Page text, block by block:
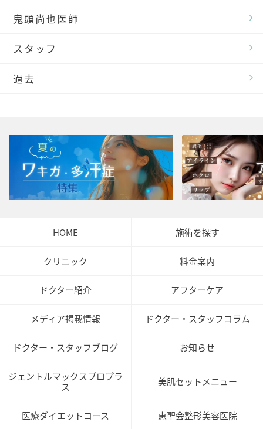
鬼頭尚也医師
スタッフ
過去
HOME 施術を探す
クリニック 料金案内
ドクター紹介 アフターケア
メディア掲載情報 ドクター・スタッフコラム
ドクター・スタッフブログ お知らせ
ジェントルマックスプロプラ
ス
美肌セットメニュー
医療ダイエットコース 恵聖会整形美容医院